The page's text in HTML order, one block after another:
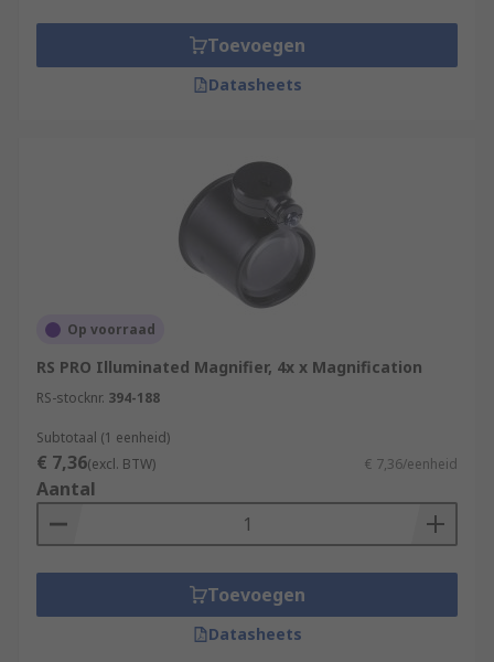
Toevoegen
Datasheets
Op voorraad
RS PRO Illuminated Magnifier, 4x x Magnification
RS-stocknr. 394-188
Subtotaal (1 eenheid)
€ 7,36(excl. BTW) € 7,36/eenheid
Aantal
Toevoegen
Datasheets